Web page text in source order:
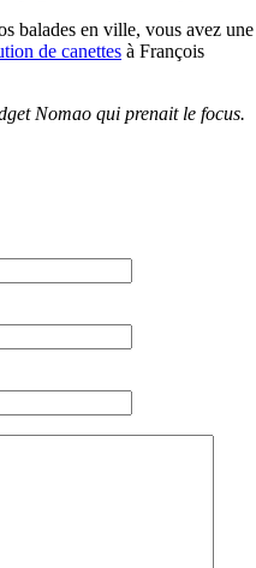
balades en ville, vous avez une
de canettes à François
Nomao qui prenait le focus.